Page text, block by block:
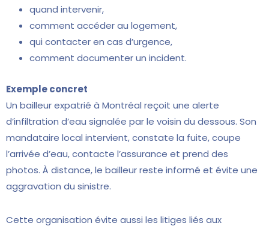
quand intervenir,
comment accéder au logement,
qui contacter en cas d’urgence,
comment documenter un incident.
Exemple concret
Un bailleur expatrié à Montréal reçoit une alerte
d’infiltration d’eau signalée par le voisin du dessous. Son
mandataire local intervient, constate la fuite, coupe
l’arrivée d’eau, contacte l’assurance et prend des
photos. À distance, le bailleur reste informé et évite une
aggravation du sinistre.
Cette organisation évite aussi les litiges liés aux